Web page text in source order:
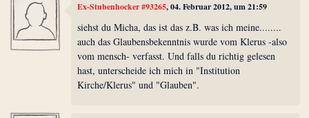
Ex-Stubenhocker #93265, 04. Februar 2012, um 21:59
siehst du Micha, das ist das z.B. was ich meine........
auch das Glaubensbekenntnis wurde vom Klerus -also
vom mensch- verfasst. Und falls du richtig gelesen
hast, unterscheide ich mich in "Institution
Kirche/Klerus" und "Glauben".